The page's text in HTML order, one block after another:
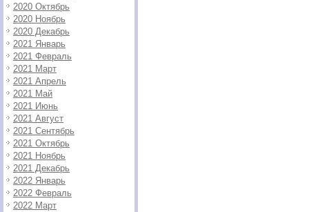
2020 Октябрь
2020 Ноябрь
2020 Декабрь
2021 Январь
2021 Февраль
2021 Март
2021 Апрель
2021 Май
2021 Июнь
2021 Август
2021 Сентябрь
2021 Октябрь
2021 Ноябрь
2021 Декабрь
2022 Январь
2022 Февраль
2022 Март